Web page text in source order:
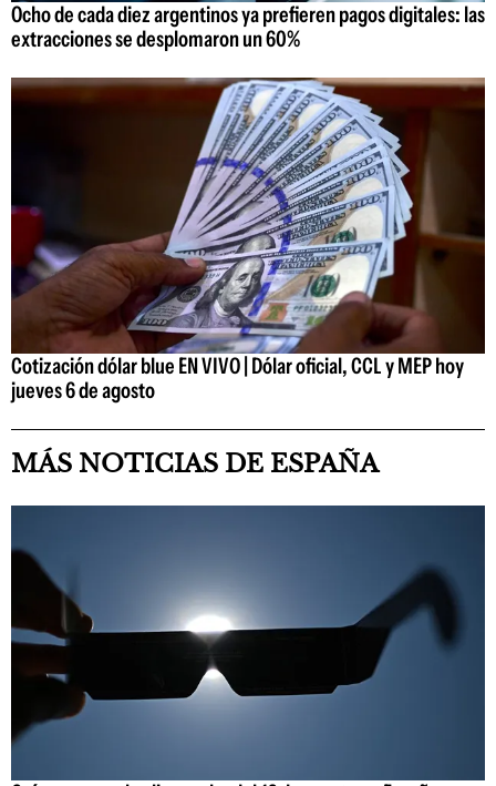
Ocho de cada diez argentinos ya prefieren pagos digitales: las
extracciones se desplomaron un 60%
Cotización dólar blue EN VIVO | Dólar oficial, CCL y MEP hoy
jueves 6 de agosto
MÁS NOTICIAS DE ESPAÑA